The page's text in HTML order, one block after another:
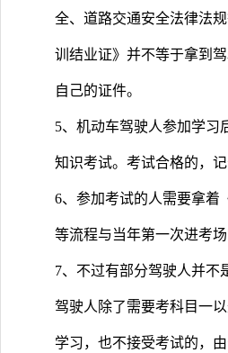
全、道路交通安全法律法
训结业证》并不等于拿到
自己的证件。
5、机动车驾驶人参加学习
知识考试。考试合格的，
6、参加考试的人需要拿着
等流程与当年第一次进考场
7、不过有部分驾驶人并不
驾驶人除了需要考科目一
学习，也不接受考试的，